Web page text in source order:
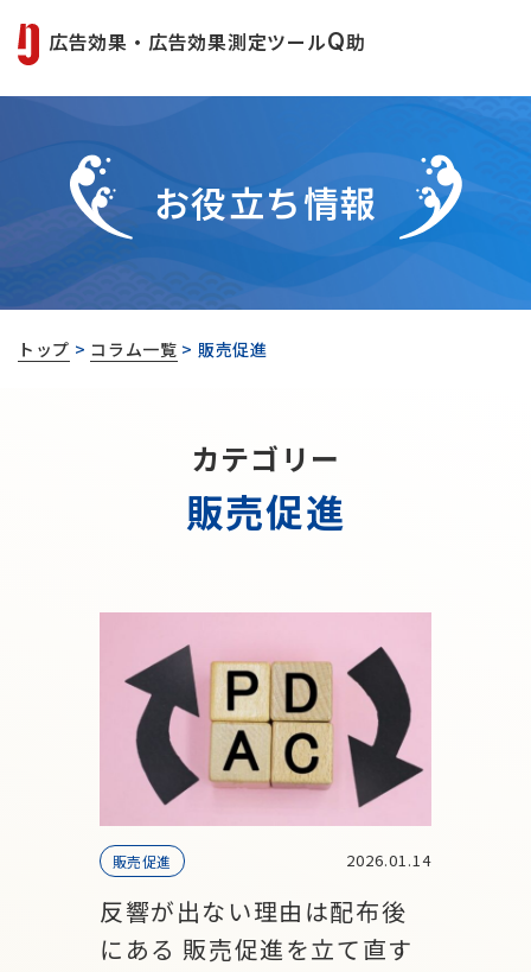
広告効果・広告効果測定ツールQ助
お役立ち情報
トップ > コラム一覧 > 販売促進
カテゴリー
販売促進
販売促進 2026.01.14
反響が出ない理由は配布後
にある 販売促進を立て直す